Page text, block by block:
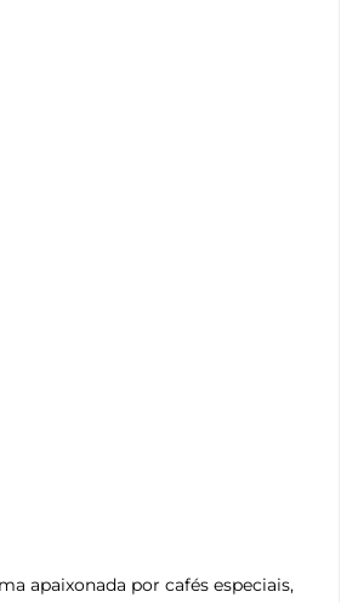
apaixonada por cafés especiais,